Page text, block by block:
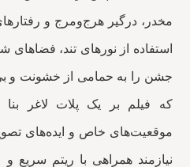
مخدر، درگیر هرج‌ومرج و
استفاده از نورهای تند، فضاهای
جشن را به حمامی از خشونت و
که فیلم بر یک پلات لاغر
موقعیت‌های خاص و ایده‌های
نیازمند همراهی با ریتم سریع